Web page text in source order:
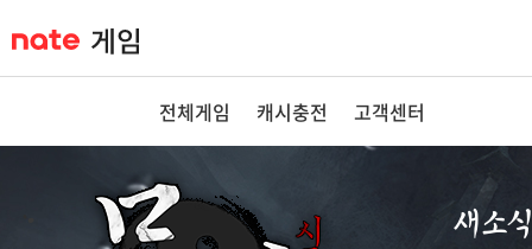
전체게임 캐시충전 고객센터
새소